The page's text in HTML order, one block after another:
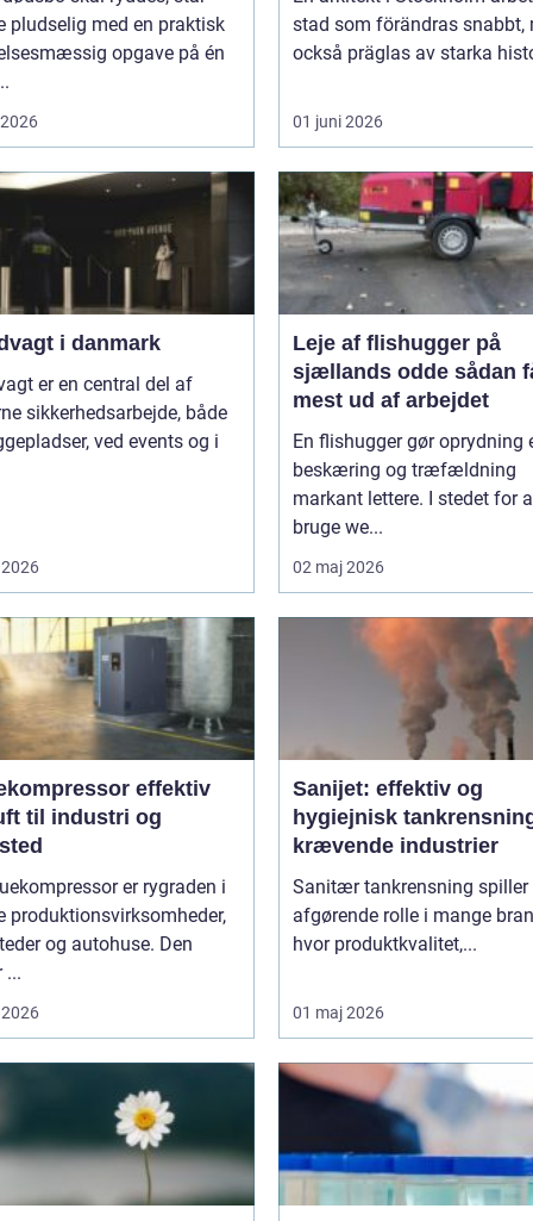
pludselig med en praktisk
opgave på én
stad som förändras snabbt,
också präglas av starka
01 juni 2026
i danmark
er en central del af
sikkerhedsarbejde, både
ved events og i
Leje af flishugger på
sjællands odde sådan får du
mest ud af arbejdet
En flishugger gør oprydning
beskæring og træfældning
markant lettere. I stedet for
bruge we...
02 maj 2026
effektiv
til industri og
er rygraden i
produktionsvirksomheder,
og autohuse. Den
...
Sanijet: effektiv og
hygiejnisk
krævende industrier
Sanitær tankrensning spiller
afgørende rolle i mange
hvor produktkvalitet,...
01 maj 2026